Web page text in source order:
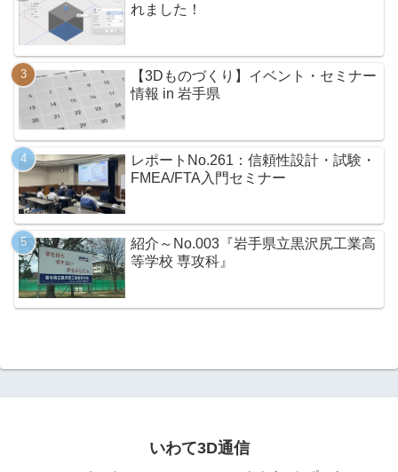
れました！
【3Dものづくり】イベント・セミナー
情報 in 岩手県
レポートNo.261：信頼性設計・試験・
FMEA/FTA入門セミナー
紹介～No.003『岩手県立黒沢尻工業高
等学校 専攻科』
いわて3D通信